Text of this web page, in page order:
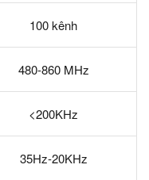
100 kênh
480-860 MHz
<200KHz
35Hz-20KHz